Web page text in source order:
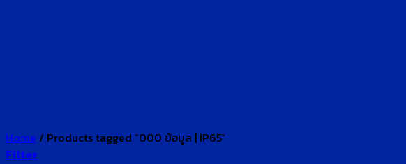
Home / Products tagged “000 ข้อมูล | IP65”
Filter